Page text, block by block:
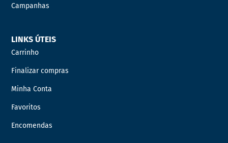
Campanhas
LINKS ÚTEIS
Carrinho
Finalizar compras
Minha Conta
Favoritos
Encomendas